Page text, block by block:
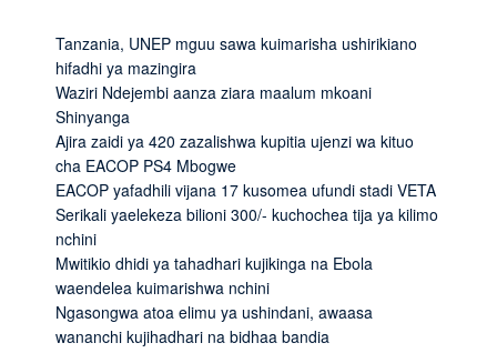
Tanzania, UNEP mguu sawa kuimarisha ushirikiano
hifadhi ya mazingira
Waziri Ndejembi aanza ziara maalum mkoani
Shinyanga
Ajira zaidi ya 420 zazalishwa kupitia ujenzi wa kituo
cha EACOP PS4 Mbogwe
EACOP yafadhili vijana 17 kusomea ufundi stadi VETA
Serikali yaelekeza bilioni 300/- kuchochea tija ya kilimo
nchini
Mwitikio dhidi ya tahadhari kujikinga na Ebola
waendelea kuimarishwa nchini
Ngasongwa atoa elimu ya ushindani, awaasa
wananchi kujihadhari na bidhaa bandia